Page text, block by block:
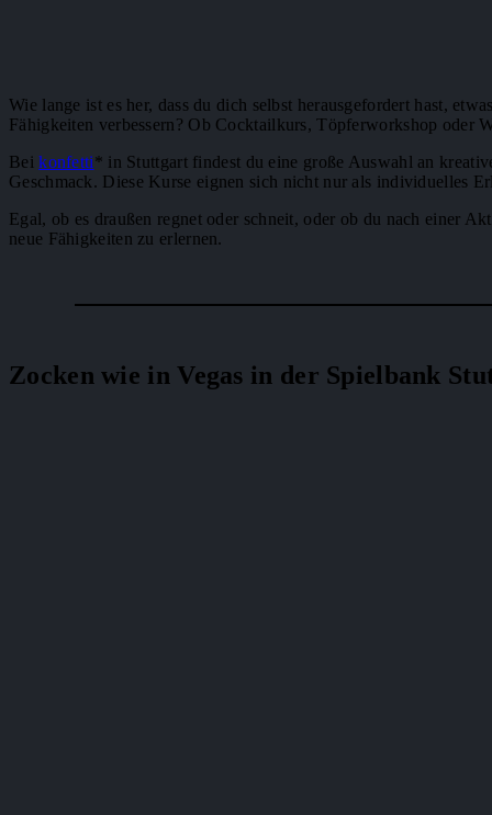
Wie lange ist es her, dass du dich selbst herausgefordert hast,
Fähigkeiten verbessern? Ob Cocktailkurs, Töpferworkshop oder
Beikonfetti* in Stuttgart findest du eine große Auswahl an
Geschmack. Diese Kurse eignen sich nicht nur als individuelles
Egal, ob es draußen regnet oder schneit, oder ob du nach einer
neue Fähigkeiten zu erlernen.
Zocken wie in Vegas in der Spielbank